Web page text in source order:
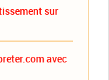
sur
avec